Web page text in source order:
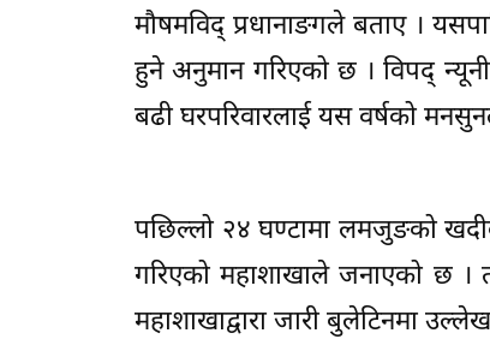
मौषमविद् प्रधानाङगले बताए ।
हुने अनुमान गरिएको छ । विपद्
बढी घरपरिवारलाई यस वर्षको
पछिल्लो २४ घण्टामा लमजुङको
गरिएको महाशाखाले जनाएको छ ।
महाशाखाद्वारा जारी बुलेटिनमा